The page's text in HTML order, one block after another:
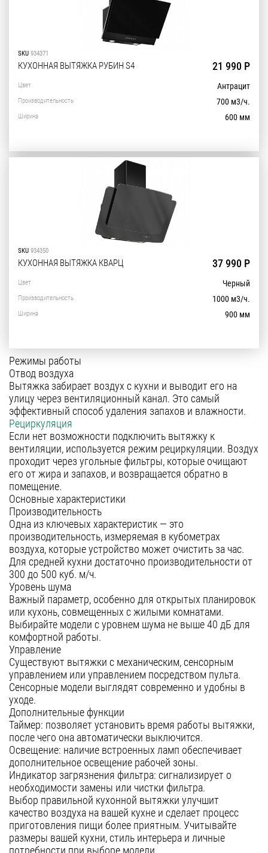
SKU 934371
КУХОННАЯ ВЫТЯЖКА РУБИН S4 21 990 Р
Цвет Антрацит
Производительность 700 м3/ч.
Ширина 600 мм
SKU 934350
КУХОННАЯ ВЫТЯЖКА КВАРЦ 37 990 Р
Цвет Черный
Производительность 1000 м3/ч.
Ширина 900 мм
Режимы работы
Отвод воздуха
Вытяжка забирает воздух с кухни и выводит его на
улицу через вентиляционный канал. Это самый
эффективный способ удаления запахов и влажности.
Рециркуляция
Если нет возможности подключить вытяжку к
вентиляции, используется режим рециркуляции. Воздух
проходит через угольные фильтры, которые очищают
его от жира и запахов, и возвращается обратно в
помещение.
Основные характеристики
Производительность
Одна из ключевых характеристик — это
производительность, измеряемая в кубометрах
воздуха, которые устройство может очистить за час.
Для средней кухни достаточно производительности от
300 до 500 куб. м/ч.
Уровень шума
Важный параметр, особенно для открытых планировок
или кухонь, совмещенных с жилыми комнатами.
Выбирайте модели с уровнем шума не выше 40 дБ для
комфортной работы.
Управление
Существуют вытяжки с механическим, сенсорным
управлением или управлением посредством пульта.
Сенсорные модели выглядят современно и удобны в
уходе.
Дополнительные функции
Таймер: позволяет установить время работы вытяжки,
после чего она автоматически выключится.
Освещение: наличие встроенных ламп обеспечивает
дополнительное освещение рабочей зоны.
Индикатор загрязнения фильтра: сигнализирует о
необходимости замены или чистки фильтра.
Выбор правильной кухонной вытяжки улучшит
качество воздуха на вашей кухне и сделает процесс
приготовления пищи более приятным. Учитывайте
размеры вашей кухни, стиль интерьера и личные
потребности при выборе модели.